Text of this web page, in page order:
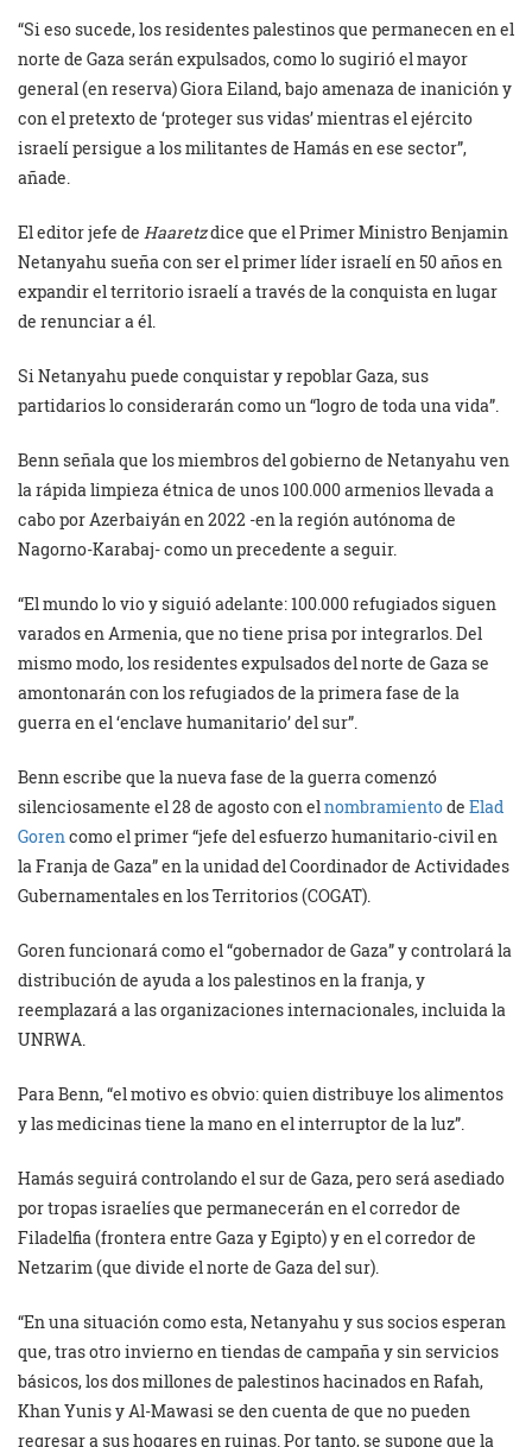
“Si eso sucede, los residentes palestinos que permanecen en el
norte de Gaza serán expulsados, como lo sugirió el mayor
general (en reserva) Giora Eiland, bajo amenaza de inanición y
con el pretexto de ‘proteger sus vidas’ mientras el ejército
israelí persigue a los militantes de Hamás en ese sector”,
añade.
El editor jefe de Haaretzdice que el Primer Ministro Benjamin
Netanyahu sueña con ser el primer líder israelí en 50 años en
expandir el territorio israelí a través de la conquista en lugar
de renunciar a él.
Si Netanyahu puede conquistar y repoblar Gaza, sus
partidarios lo considerarán como un “logro de toda una vida”.
Benn señala que los miembros del gobierno de Netanyahu ven
la rápida limpieza étnica de unos 100.000 armenios llevada a
cabo por Azerbaiyán en 2022 -en la región autónoma de
Nagorno-Karabaj- como un precedente a seguir.
“El mundo lo vio y siguió adelante: 100.000 refugiados siguen
varados en Armenia, que no tiene prisa por integrarlos. Del
mismo modo, los residentes expulsados ​​del norte de Gaza se
amontonarán con los refugiados de la primera fase de la
guerra en el ‘enclave humanitario’ del sur”.
Benn escribe que la nueva fase de la guerra comenzó
silenciosamente el 28 de agosto con el nombramientode Elad
Goren como el primer “jefe del esfuerzo humanitario-civil en
la Franja de Gaza” en la unidad del Coordinador de Actividades
Gubernamentales en los Territorios (COGAT).
Goren funcionará como el “gobernador de Gaza” y controlará la
distribución de ayuda a los palestinos en la franja, y
reemplazará a las organizaciones internacionales, incluida la
UNRWA.
Para Benn, “el motivo es obvio: quien distribuye los alimentos
y las medicinas tiene la mano en el interruptor de la luz”.
Hamás seguirá controlando el sur de Gaza, pero será asediado
por tropas israelíes que permanecerán en el corredor de
Filadelfia (frontera entre Gaza y Egipto) y en el corredor de
Netzarim (que divide el norte de Gaza del sur).
“En una situación como esta, Netanyahu y sus socios esperan
que, tras otro invierno en tiendas de campaña y sin servicios
básicos, los dos millones de palestinos hacinados en Rafah,
Khan Yunis y Al-Mawasi se den cuenta de que no pueden
regresar a sus hogares en ruinas. Por tanto, se supone que la